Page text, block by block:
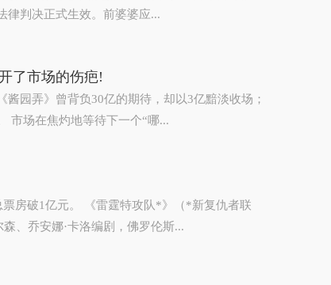
律判决正式生效。前婆婆应...
了市场的伤疤!
园弄》曾背负30亿的期待，却以3亿黯淡收场；
市场在焦灼地等待下一个“哪...
房破1亿元。 《雷霆特攻队*》（*新复仇者联
、乔安娜·卡洛编剧，佛罗伦斯...